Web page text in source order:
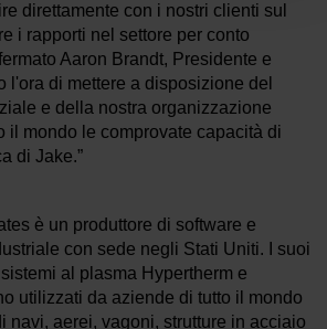
direttamente con i nostri clienti sul
i rapporti nel settore per conto
Aaron Brandt, Presidente e
l'ora di mettere a disposizione del
e della nostra organizzazione
il mondo le comprovate capacità di
di Jake.”
è un produttore di software e
con sede negli Stati Uniti. I suoi
al plasma Hypertherm e
utilizzati da aziende di tutto il mondo
navi, aerei, vagoni, strutture in acciaio